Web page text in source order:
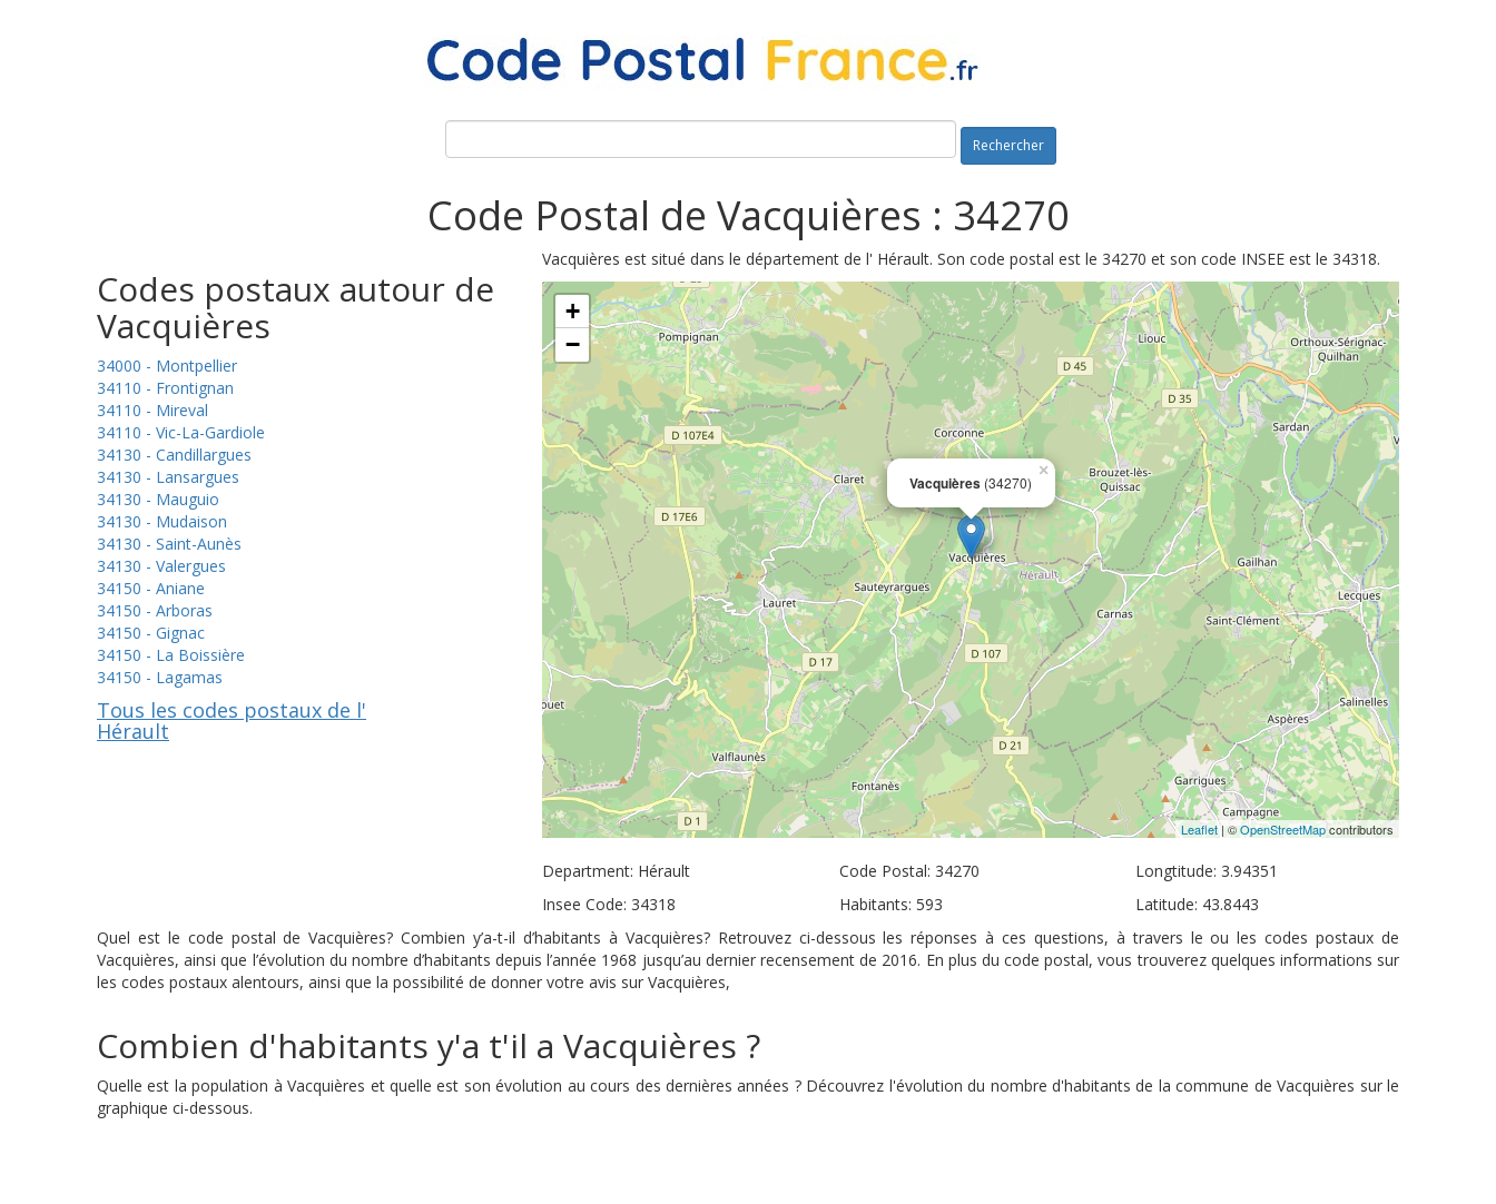
Rechercher
Code Postal de Vacquières : 34270
Codes postaux autour de
Vacquières
34000 - Montpellier
34110 - Frontignan
34110 - Mireval
34110 - Vic-La-Gardiole
34130 - Candillargues
34130 - Lansargues
34130 - Mauguio
34130 - Mudaison
34130 - Saint-Aunès
34130 - Valergues
34150 - Aniane
34150 - Arboras
34150 - Gignac
34150 - La Boissière
34150 - Lagamas
Tous les codes postaux de l'
Hérault
Vacquières est situé dans le département de l' Hérault. Son code postal est le 34270 et son code INSEE est le 34318.
Vacquières (34270)
×
+
−
Leaflet| ©OpenStreetMapcontributors
Department: Hérault
Insee Code: 34318
Code Postal: 34270
Habitants: 593
Longtitude: 3.94351
Latitude: 43.8443
Quel est le code postal de Vacquières? Combien y’a-t-il d’habitants à Vacquières? Retrouvez ci-dessous les réponses à ces questions, à travers le ou les codes postaux de
Vacquières, ainsi que l’évolution du nombre d’habitants depuis l’année 1968 jusqu’au dernier recensement de 2016. En plus du code postal, vous trouverez quelques informations sur
les codes postaux alentours, ainsi que la possibilité de donner votre avis sur Vacquières,
Combien d'habitants y'a t'il a Vacquières ?
Quelle est la population à Vacquières et quelle est son évolution au cours des dernières années ? Découvrez l'évolution du nombre d'habitants de la commune de Vacquières sur le
graphique ci-dessous.